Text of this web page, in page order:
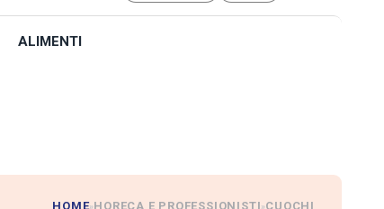
ALIMENTI
HOME»HORECA E PROFESSIONISTI»CUOCHI